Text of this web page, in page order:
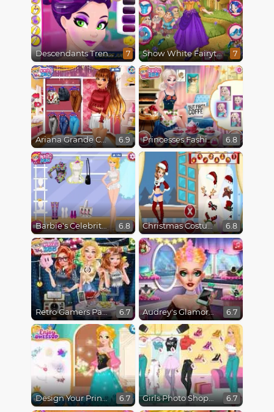
Descendants Trendsetters 7 Snow White Fairytale Dress Up 7
Ariana Grande Colors Of The Year 6.9 Princesses Fashion Over Coffee 6.8
Barbie's Celebrity Crush 6.8 Christmas Costume 6.8
Retro Gamers Party 6.7 Audrey's Glamorous Real Haircuts 6.7
Design Your Princess Dream Dress 6.7 Girls Photo Shopping Dress-Up 6.7